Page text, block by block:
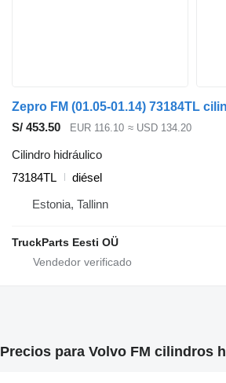
S/ 453.50 EUR 116.10 ≈ USD 134.20
Cilindro hidráulico
73184TL
diésel
Estonia, Tallinn
TruckParts Eesti OÜ
Precios para Volvo FM cilindros